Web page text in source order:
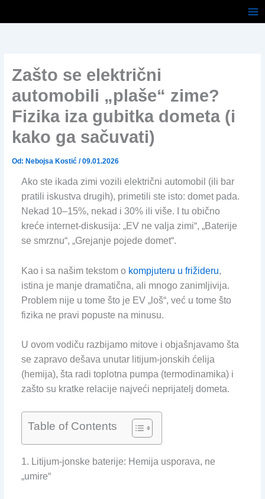
Zašto se električni
automobili „plaše“ zime?
Fizika iza gubitka dometa (i
kako ga sačuvati)
Od: Nebojsa Kostić /09.01.2026
Ako ste ikada zimi vozili električni automobil (ili bar
pratili iskustva drugih), primetili ste isto: domet pada.
Nekad 10–15%, nekad i 30% ili više. I tu obično
kreće internet-diskusija: „EV ne valja zimi“, „Baterije
se smrznu“, „Grejanje pojede domet“.
Kao i sa našim tekstom o kompjuteru u frižideru,
istina je manje dramatična, ali mnogo zanimljivija.
Problem nije u tome što je EV „loš“, već u tome što
fizika ne pravi popuste na minusu.
U ovom vodiču razbijamo mitove i objašnjavamo šta
se zapravo dešava unutar litijum-jonskih ćelija
(hemija), šta radi toplotna pumpa (termodinamika) i
zašto su kratke relacije najveći neprijatelj dometa.
Table of Contents
1. Litijum-jonske baterije: Hemija usporava, ne
„umire“